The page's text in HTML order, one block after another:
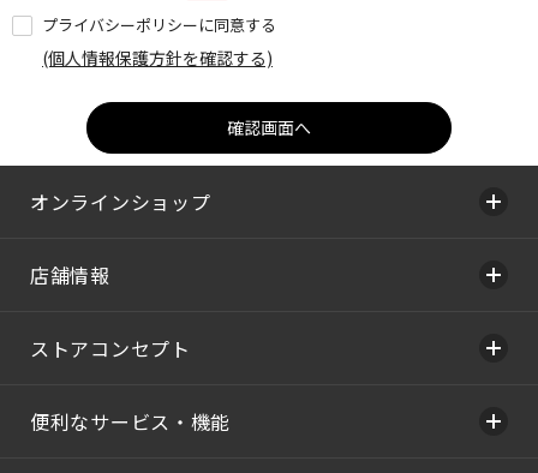
プライバシーポリシーに同意する
(個人情報保護方針を確認する)
オンラインショップ
店舗情報
ストアコンセプト
便利なサービス・機能